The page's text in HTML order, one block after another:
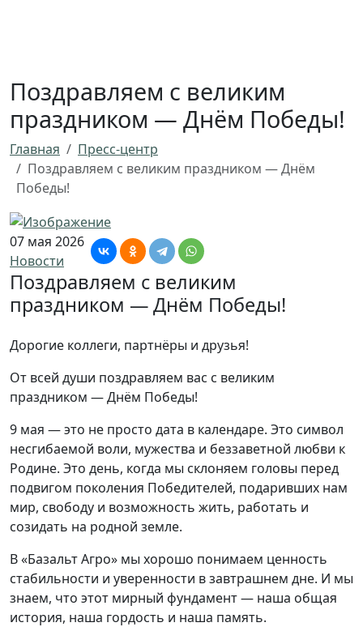
Поздравляем с великим
праздником — Днём Победы!
Главная
Пресс-центр
Поздравляем с великим праздником — Днём
Победы!
07 мая 2026
Новости
Поздравляем с великим
праздником — Днём Победы!
Дорогие коллеги, партнёры и друзья!
От всей души поздравляем вас с великим
праздником — Днём Победы!
9 мая — это не просто дата в календаре. Это символ
несгибаемой воли, мужества и беззаветной любви к
Родине. Это день, когда мы склоняем головы перед
подвигом поколения Победителей, подаривших нам
мир, свободу и возможность жить, работать и
созидать на родной земле.
В «Базальт Агро» мы хорошо понимаем ценность
стабильности и уверенности в завтрашнем дне. И мы
знаем, что этот мирный фундамент — наша общая
история, наша гордость и наша память.